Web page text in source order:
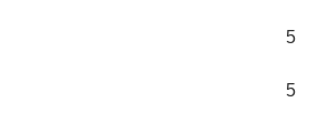
5
5